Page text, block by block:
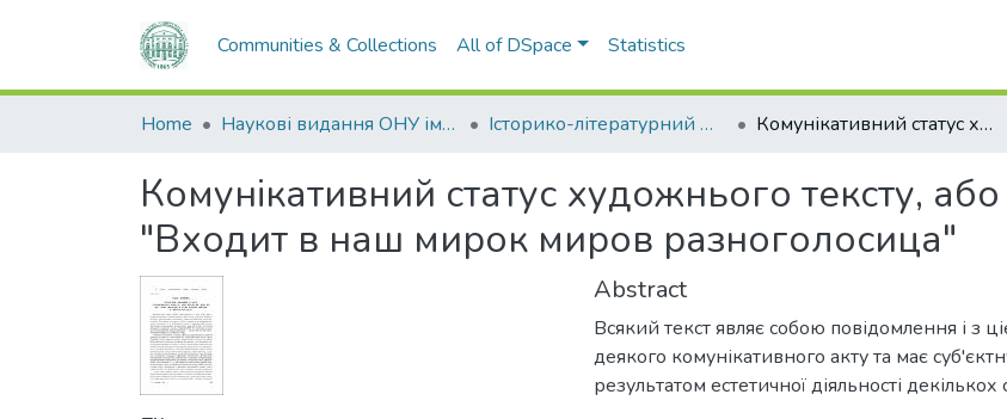
Communities & Collections All of DSpace Statistics
Home Наукові видання ОНУ імені І. І. Мечникова Історико-літературний журнал Комунікативний статус художнього тексту, або роздуми про те, як саме "Входит в наш мирок миров разноголосица"
Комунікативний статус художнього тексту,
"Входит в наш мирок миров разноголосица"
Abstract
Всякий текст являє собою повідомлення і з
деякого комунікативного акту та має
результатом естетичної діяльності декількох